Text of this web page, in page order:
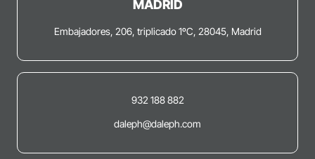
MADRID
Embajadores, 206, triplicado 1ºC, 28045, Madrid
932 188 882
daleph@daleph.com